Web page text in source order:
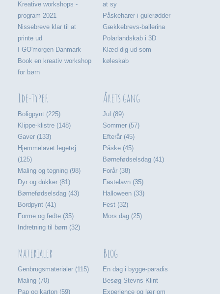
Kreative workshops -
program 2021
Nissebreve klar til at
printe ud
I GO'morgen Danmark
Book en kreativ workshop
for børn
at sy
Påskeharer i gulerødder
Gækkebrevs-ballerina
Polarlandskab i 3D
Klæd dig ud som
køleskab
Ide-typer
Boligpynt (225)
Klippe-klistre (148)
Gaver (133)
Hjemmelavet legetøj
(125)
Maling og tegning (98)
Dyr og dukker (81)
Børnefødselsdag (43)
Bordpynt (41)
Forme og fedte (35)
Indretning til børn (32)
Årets gang
Jul (89)
Sommer (57)
Efterår (45)
Påske (45)
Børnefødselsdag (41)
Forår (38)
Fastelavn (35)
Halloween (33)
Fest (32)
Mors dag (25)
Materialer
Genbrugsmaterialer (115)
Maling (70)
Pap og karton (59)
Blog
En dag i bygge-paradis
Besøg Stevns Klint
Experience og lær om